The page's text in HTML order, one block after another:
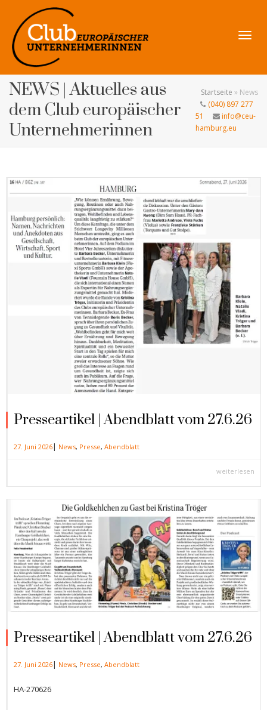
NEWS | Aktuelles aus
dem Club europäischer
Unternehmerinnen
Startseite » News
(040) 897 277
51
info@ceu-
hamburg.eu
Presseartikel | Abendblatt vom 27.6.26
27. Juni 2026| News, Presse, Abendblatt
weiterlesen
Presseartikel | Abendblatt vom 27.6.26
27. Juni 2026| News, Presse, Abendblatt
HA-270626